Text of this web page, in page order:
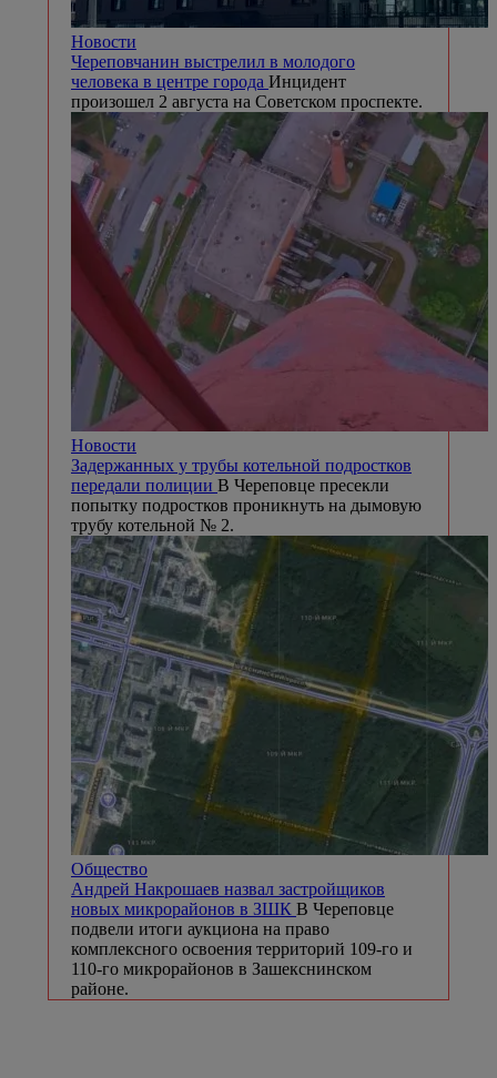
Новости
Череповчанин выстрелил в молодого
человека в центре города Инцидент
произошел 2 августа на Советском проспекте.
Новости
Задержанных у трубы котельной подростков
передали полиции В Череповце пресекли
попытку подростков проникнуть на дымовую
трубу котельной № 2.
Общество
Андрей Накрошаев назвал застройщиков
новых микрорайонов в ЗШК В Череповце
подвели итоги аукциона на право
комплексного освоения территорий 109-го и
110-го микрорайонов в Зашекснинском
районе.